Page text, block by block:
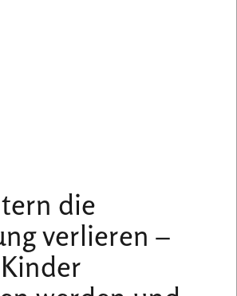
die
verlieren –